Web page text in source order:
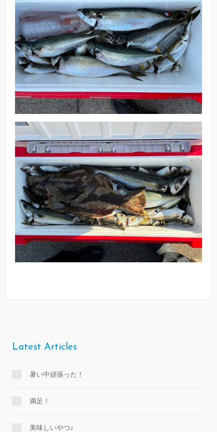
Latest Articles
暑い中頑張った！
満足！
美味しいやつ♪